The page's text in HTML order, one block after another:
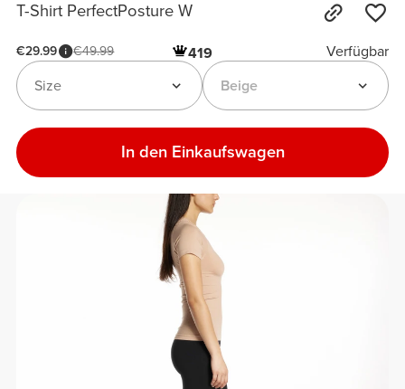
T-Shirt PerfectPosture W
€29.99 €49.99 419
Verfügbar
Beige
Size
In den Einkaufswagen